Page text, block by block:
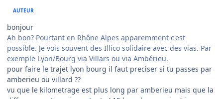
AUTEUR
bonjour
Ah bon? Pourtant en Rhône Alpes apparemment c'est
possible. Je vois souvent des Illico solidaire avec des vias. Par
exemple Lyon/Bourg via Villars ou via Ambérieu.
pour faire le trajet lyon bourg il faut preciser si tu passes par
amberieu ou villard ??
vu que le kilometrage est plus long par amberieu mais que la